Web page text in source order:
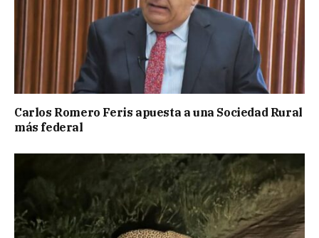
Carlos Romero Feris apuesta a una Sociedad Rural
más federal